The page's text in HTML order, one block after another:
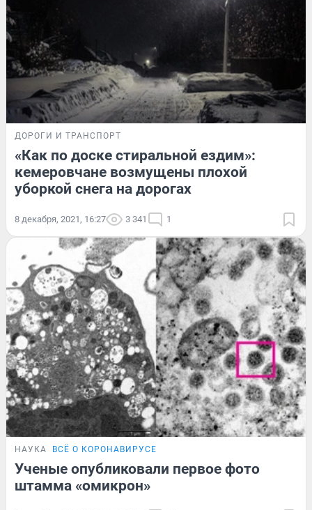
ДОРОГИ И ТРАНСПОРТ
«Как по доске стиральной ездим»:
кемеровчане возмущены плохой
уборкой снега на дорогах
8 декабря, 2021, 16:27 3 341 1
НАУКА ВСЁ О КОРОНАВИРУСЕ
Ученые опубликовали первое фото
штамма «омикрон»